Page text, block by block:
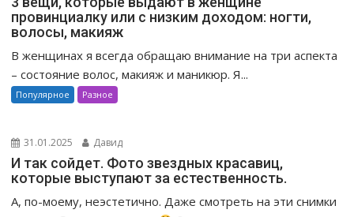
провинциалку или с низким доходом: ногти,
волосы, макияж
В женщинах я всегда обращаю внимание на три аспекта
– состояние волос, макияж и маникюр. Я...
Популярное Разное
31.01.2025 Давид
И так сойдет. Фото звездных красавиц,
которые выступают за естественность.
А, по-моему, неэстетично. Даже смотреть на эти снимки